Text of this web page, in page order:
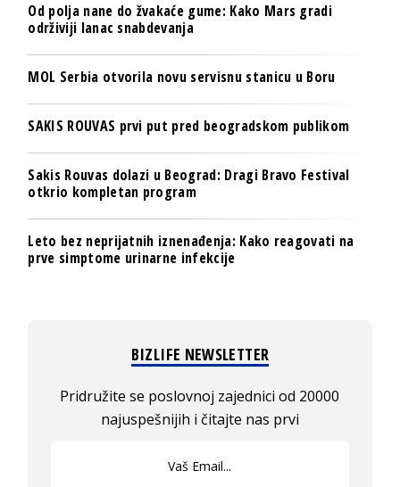
Od polja nane do žvakaće gume: Kako Mars gradi
održiviji lanac snabdevanja
MOL Serbia otvorila novu servisnu stanicu u Boru
SAKIS ROUVAS prvi put pred beogradskom publikom
Sakis Rouvas dolazi u Beograd: Dragi Bravo Festival
otkrio kompletan program
Leto bez neprijatnih iznenađenja: Kako reagovati na
prve simptome urinarne infekcije
BIZLIFE NEWSLETTER
Pridružite se poslovnoj zajednici od 20000
najuspešnijih i čitajte nas prvi